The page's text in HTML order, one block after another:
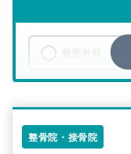
整骨院・接骨院